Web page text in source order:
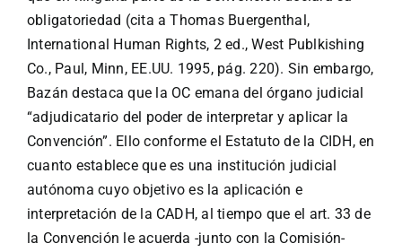
obligatoriedad (cita a Thomas Buergenthal,
International Human Rights, 2 ed., West Publkishing
Co., Paul, Minn, EE.UU. 1995, pág. 220). Sin embargo,
Bazán destaca que la OC emana del órgano judicial
“adjudicatario del poder de interpretar y aplicar la
Convención”. Ello conforme el Estatuto de la CIDH, en
cuanto establece que es una institución judicial
autónoma cuyo objetivo es la aplicación e
interpretación de la CADH, al tiempo que el art. 33 de
la Convención le acuerda -junto con la Comisión-